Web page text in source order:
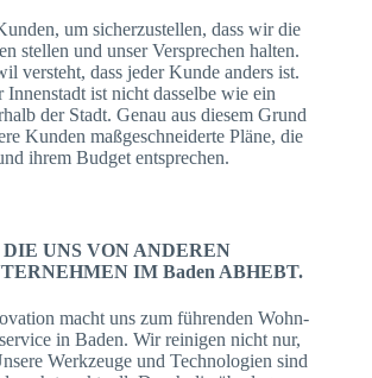
um sicherzustellen, dass wir die
stellen und unser Versprechen halten.
versteht, dass jeder Kunde anders ist.
ist nicht dasselbe wie ein
der Stadt. Genau aus diesem Grund
Kunden maßgeschneiderte Pläne, die
ihrem Budget entsprechen.
UNS VON ANDEREN
IM Baden ABHEBT.
macht uns zum führenden Wohn-
in Baden. Wir reinigen nicht nur,
Werkzeuge und Technologien sind